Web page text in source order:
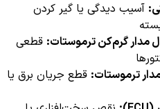
آسیب دیدگی یا گیر کردن
مدار گرم‌کن ترموستات: قطعی
ترموستات: قطع جریان برق یا